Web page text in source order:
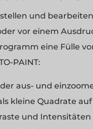
und
vor einem
eine Fülle
PAINT:
aus- und
kleine Quadrate
und